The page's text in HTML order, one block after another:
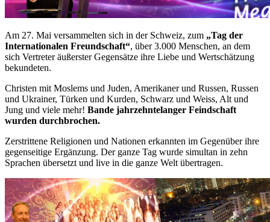
Am 27. Mai versammelten sich in der Schweiz, zum „Tag der
Internationalen Freundschaft“, über 3.000 Menschen, an dem
sich Vertreter äußerster Gegensätze ihre Liebe und Wertschätzung
bekundeten.
Christen mit Moslems und Juden, Amerikaner und Russen, Russen
und Ukrainer, Türken und Kurden, Schwarz und Weiss, Alt und
Jung und viele mehr! Bande jahrzehntelanger Feindschaft
wurden durchbrochen.
Zerstrittene Religionen und Nationen erkannten im Gegenüber ihre
gegenseitige Ergänzung. Der ganze Tag wurde simultan in zehn
Sprachen übersetzt und live in die ganze Welt übertragen.